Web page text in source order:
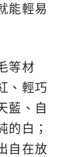
能輕易
等材
、輕巧
藍、自
的白；
自在放